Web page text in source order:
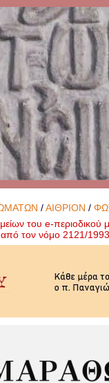
/ΑΙΘΡΙΟΝ /
του e-
τον νόμο 2121/